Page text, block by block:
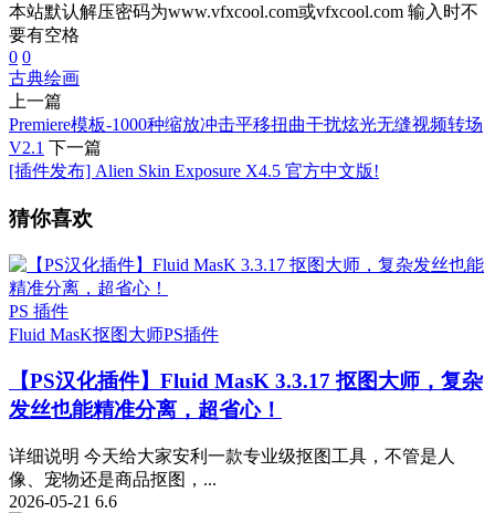
本站默认解压密码为www.vfxcool.com或vfxcool.com 输入时不
要有空格
0 0
古典绘画
上一篇
Premiere模板-1000种缩放冲击平移扭曲干扰炫光无缝视频转场
V2.1 下一篇
[插件发布] Alien Skin Exposure X4.5 官方中文版!
猜你喜欢
PS 插件
Fluid MasK抠图大师PS插件
【PS汉化插件】Fluid MasK 3.3.17 抠图大师，复杂
发丝也能精准分离，超省心！
详细说明 今天给大家安利一款专业级抠图工具，不管是人
像、宠物还是商品抠图，...
2026-05-21 6.6